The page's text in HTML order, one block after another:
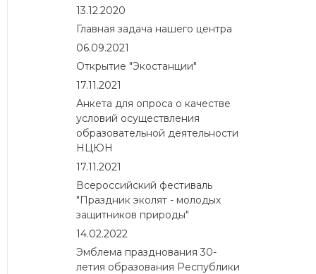
13.12.2020
Главная задача нашего центра
06.09.2021
Открытие "Экостанции"
17.11.2021
Анкета для опроса о качестве
условий осуществления
образовательной деятельности
НЦЮН
17.11.2021
Всероссийский фестиваль
"Праздник эколят - молодых
защитников природы"
14.02.2022
Эмблема празднования 30-
летия образования Республики